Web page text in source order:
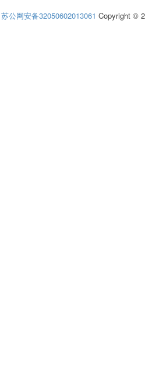
苏公网安备32050602013061 Copyright ©